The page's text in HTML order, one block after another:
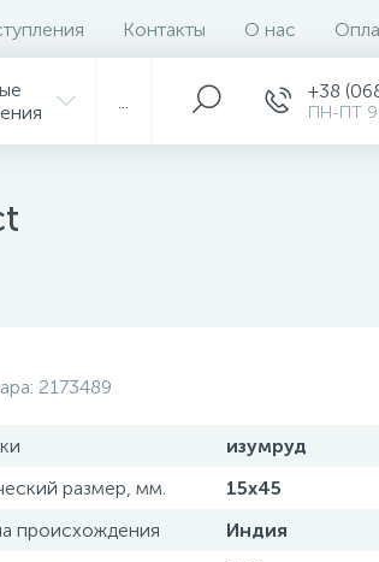
Контакты О нас
+38
ПН-ПТ
2173489
изумруд
размер, мм.
15х45
происхождения
Индия